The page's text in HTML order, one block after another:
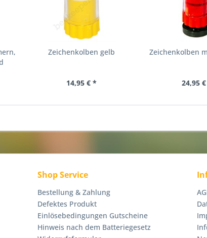
Zeichenkolben gelb
14,95 € *
Zeichenkolben
24,95
Shop Service
Bestellung & Zahlung
Defektes Produkt
Einlösebedingungen Gutscheine
Hinweis nach dem Batteriegesetz